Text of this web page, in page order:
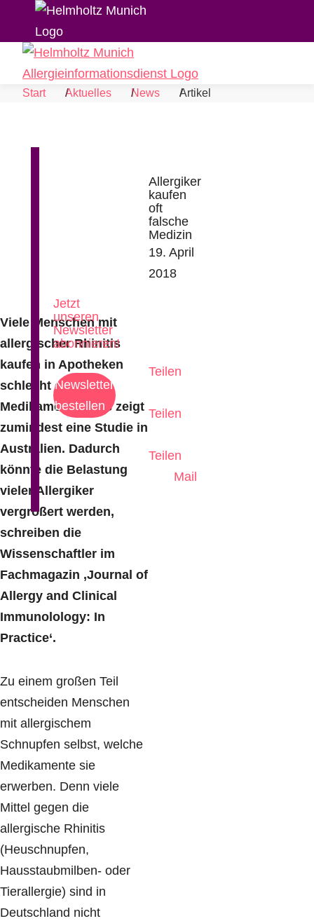
Skip to Content
Start Aktuelles News Artikel
Allergiker
kaufen
oft
falsche
Medizin
19. April
2018
Viele Menschen mit
allergischer Rhinitis
kaufen in Apotheken
schlecht geeignete
Medikamente, dies zeigt
zumindest eine Studie in
Australien. Dadurch
könnte die Belastung
vieler Allergiker
vergrößert werden,
schreiben die
Wissenschaftler im
Fachmagazin ,Journal of
Allergy and Clinical
Immunolology: In
Practice‘.
Zu einem großen Teil
entscheiden Menschen
mit allergischem
Schnupfen selbst, welche
Medikamente sie
erwerben. Denn viele
Mittel gegen die
allergische Rhinitis
(Heuschnupfen,
Hausstaubmilben- oder
Tierallergie) sind in
Deutschland nicht
Teilen
Teilen
Teilen
Mail
Jetzt
unseren
Newsletter
abonnieren!
Newsletter
bestellen